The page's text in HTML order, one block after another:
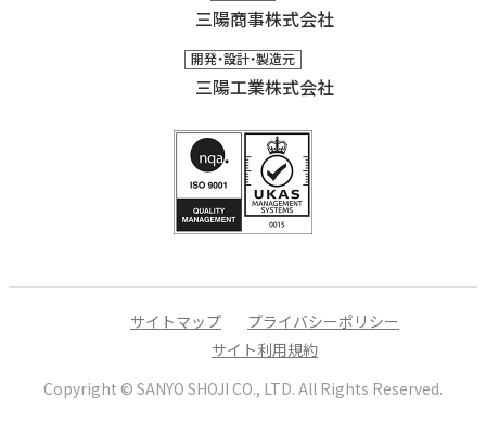
三陽商事株式会社
開発・設計・製造元
三陽工業株式会社
サイトマップ
プライバシーポリシー
サイト利用規約
Copyright © SANYO SHOJI CO., LTD. All Rights Reserved.